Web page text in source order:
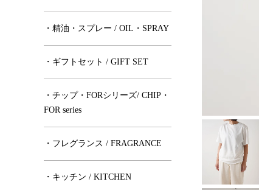
・精油・スプレー / OIL・SPRAY
・ギフトセット / GIFT SET
・チップ・FORシリーズ/ CHIP・
FOR series
・フレグランス / FRAGRANCE
・キッチン / KITCHEN